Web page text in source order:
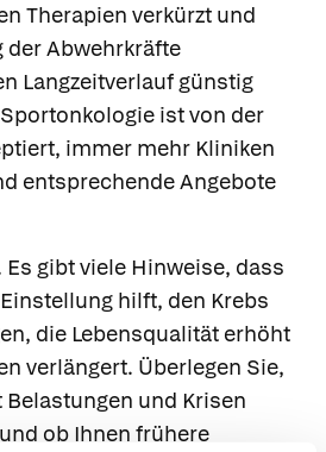
Therapien verkürzt und
der Abwehrkräfte
Langzeitverlauf günstig
Sportonkologie ist von der
immer mehr Kliniken
entsprechende Angebote
Es gibt viele Hinweise, dass
hilft, den Krebs
die Lebensqualität erhöht
verlängert. Überlegen Sie,
und Krisen
ob Ihnen frühere